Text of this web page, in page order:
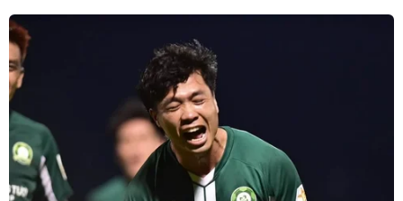
#Di sản văn hóa #UNESCO
#Danh lam thắng cảnh